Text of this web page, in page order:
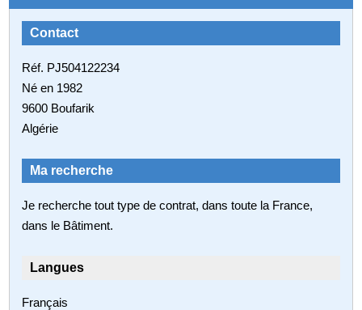
Contact
Réf. PJ504122234
Né en 1982
9600 Boufarik
Algérie
Ma recherche
Je recherche tout type de contrat, dans toute la France,
dans le Bâtiment.
Langues
Français